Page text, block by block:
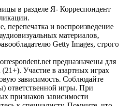
в разделе Я- Корреспондент
перепечатка и воспроизведение
материалов,
Getty Images, строго
предназначены для
Участие в азартных играх
зависимость. Соблюдайте
ответственной игры. При
признаков зависимости